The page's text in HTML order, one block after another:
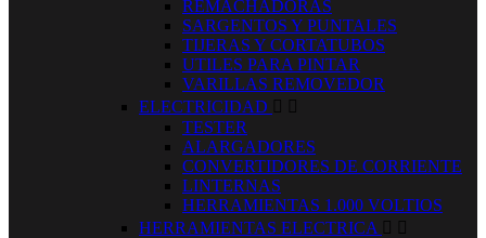
REMACHADORAS
SARGENTOS Y PUNTALES
TIJERAS Y CORTATUBOS
UTILES PARA PINTAR
VARILLAS REMOVEDOR
ELECTRICIDAD  
TESTER
ALARGADORES
CONVERTIDORES DE CORRIENTE
LINTERNAS
HERRAMIENTAS 1.000 VOLTIOS
HERRAMIENTAS ELECTRICA  